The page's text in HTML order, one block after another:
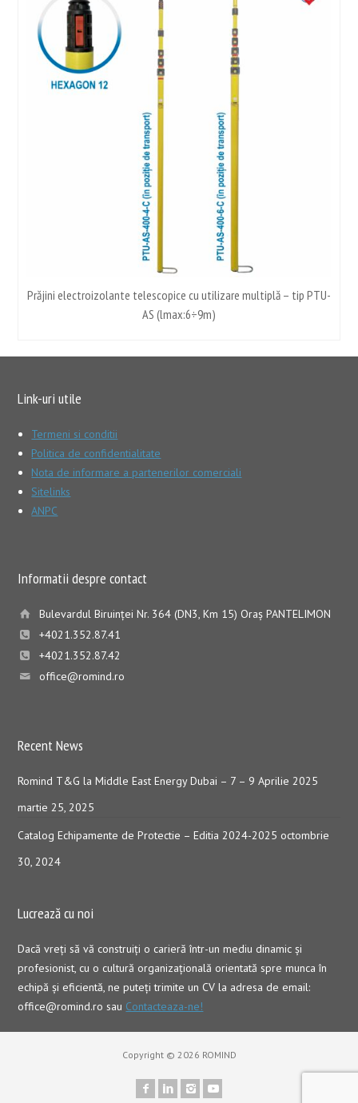
Prăjini electroizolante telescopice cu utilizare multiplă – tip PTU-
AS (lmax:6÷9m)
Link-uri utile
Termeni si conditii
Politica de confidentialitate
Nota de informare a partenerilor comerciali
Sitelinks
ANPC
Informatii despre contact
Bulevardul Biruinţei Nr. 364 (DN3, Km 15) Oraş PANTELIMON
+4021.352.87.41
+4021.352.87.42
office@romind.ro
Recent News
Romind T&G la Middle East Energy Dubai – 7 – 9 Aprilie 2025
martie 25, 2025
Catalog Echipamente de Protectie – Editia 2024-2025 octombrie
30, 2024
Lucrează cu noi
Dacă vreţi să vă construiţi o carieră într-un mediu dinamic şi
profesionist, cu o cultură organizaţională orientată spre munca în
echipă şi eficientă, ne puteți trimite un CV la adresa de email:
office@romind.ro sau Contacteaza-ne!
Copyright © 2026 ROMIND